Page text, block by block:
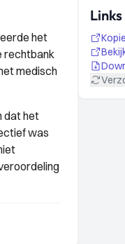
het
rechtbank
medisch
dat het
was
-
28-03-
19664/
Links